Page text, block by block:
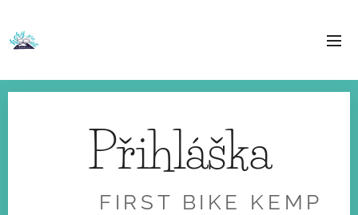
Přihláška
FIRST BIKE KEMP